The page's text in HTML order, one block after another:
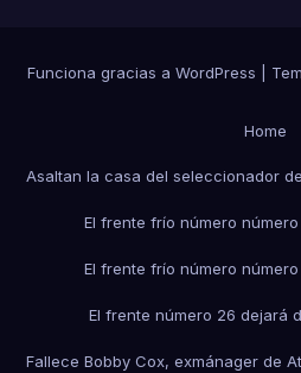
Funciona gracias a WordPress
Home
Asaltan la casa del seleccionador
El frente frío número
El frente frío número
El frente número 26 dejará
Fallece Bobby Cox, exmánager de